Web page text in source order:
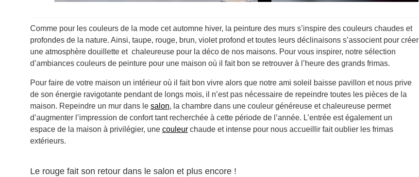
Comme pour les couleurs de la mode cet automne hiver, la peinture des murs s’inspire des couleurs chaudes et
profondes de la nature. Ainsi, taupe, rouge, brun, violet profond et toutes leurs déclinaisons s’associent pour créer
une atmosphère douillette et chaleureuse pour la déco de nos maisons. Pour vous inspirer, notre sélection
d’ambiances couleurs de peinture pour une maison où il fait bon se retrouver à l’heure des grands frimas.
Pour faire de votre maison un intérieur où il fait bon vivre alors que notre ami soleil baisse pavillon et nous prive
de son énergie ravigotante pendant de longs mois, il n’est pas nécessaire de repeindre toutes les pièces de la
maison. Repeindre un mur dans le salon, la chambre dans une couleur généreuse et chaleureuse permet
d’augmenter l’impression de confort tant recherchée à cette période de l’année. L’entrée est également un
espace de la maison à privilégier, une couleur chaude et intense pour nous accueillir fait oublier les frimas
extérieurs.
Le rouge fait son retour dans le salon et plus encore !